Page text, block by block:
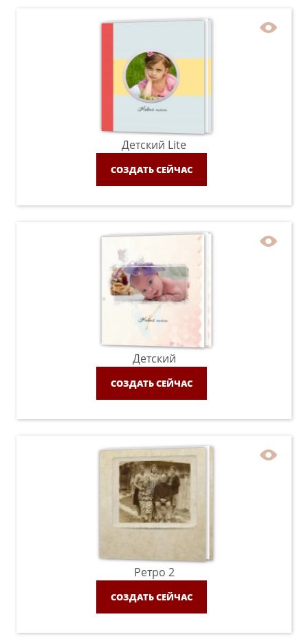
Детский Lite
СОЗДАТЬ СЕЙЧАС
Детский
СОЗДАТЬ СЕЙЧАС
Ретро 2
СОЗДАТЬ СЕЙЧАС